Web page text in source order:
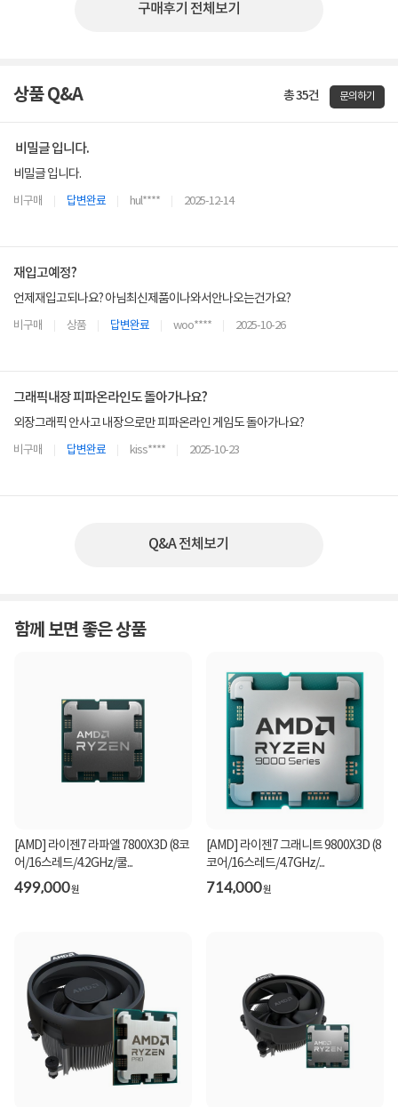
구매후기 전체보기
상품 Q&A 총 35건 문의하기
비밀글 입니다.
비밀글 입니다.
비구매 답변완료 hul**** 2025-12-14
재입고예정?
언제재입고되나요? 아님최신제품이나와서안나오는건가요?
비구매 상품 답변완료 woo**** 2025-10-26
그래픽내장 피파온라인도 돌아가나요?
외장그래픽 안사고 내장으로만 피파온라인 게임도 돌아가나요?
비구매 답변완료 kiss**** 2025-10-23
Q&A 전체보기
함께 보면 좋은 상품
[AMD] 라이젠7 라파엘 7800X3D (8코
어/16스레드/4.2GHz/쿨...
499,000원
[AMD] 라이젠7 그래니트 9800X3D (8
코어/16스레드/4.7GHz/...
714,000원